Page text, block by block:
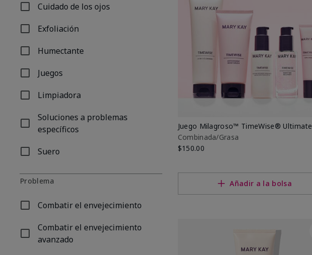
Cuidado de los ojos
Refinar por Tipo de producto: Cuidado de los ojos
Exfoliación
Refinar por Tipo de producto: Exfoliación
Humectante
Refinar por Tipo de producto: Humectante
Juegos
Refinar por Tipo de producto: Juegos
Limpiadora
Refinar por Tipo de producto: Limpiadora
Soluciones a problemas
específicos
Refinar por Tipo de producto: Soluciones a problemas específicos
Suero
Refinar por Tipo de producto: Suero
Problema
Combatir el envejecimiento
Refinar por Problema: Combatir el envejecimiento
Combatir el envejecimiento
avanzado
Refinar por Problema: Combatir el envejecimiento avanzado
Juego Milagroso™ TimeWise® Ultimate
Combinada/Grasa
$150.00
Añadir a la bolsa